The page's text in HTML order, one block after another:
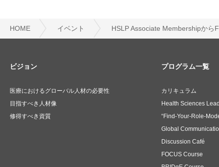
HOME イベント HSLP Associate Membershipから
ビジョン
医療におけるグローバル人材の必要性
目指すべき人材像
修得すべき資質
プログラム一覧
カリキュラム
Health Sciences
“Find-Your-Role-
Global
Discussion Café
FOCUS Course